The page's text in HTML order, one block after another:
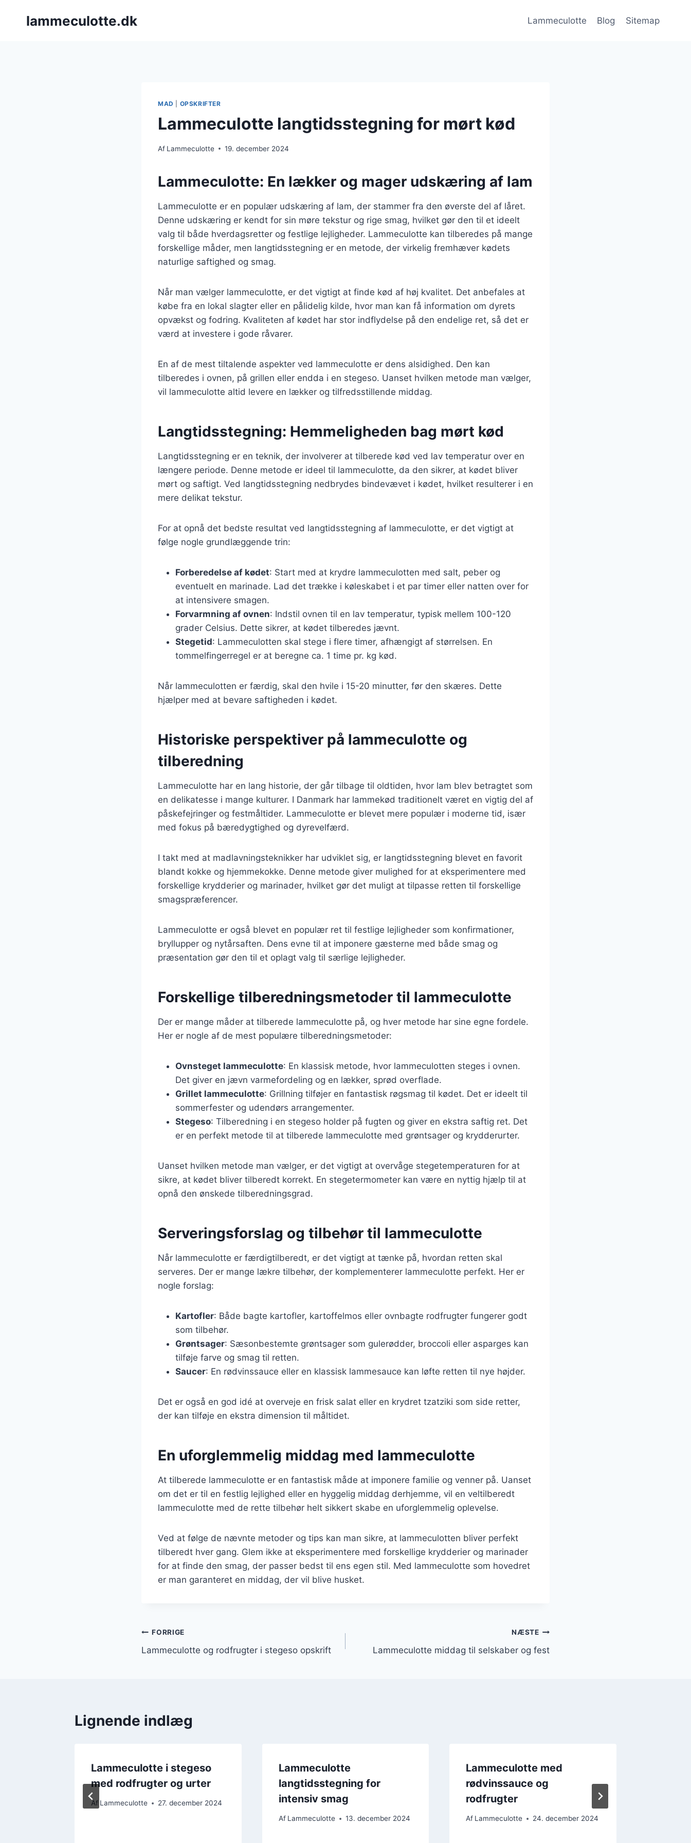
lammeculotte.dk Lammeculotte Blog Sitemap
MAD OPSKRIFTER
Lammeculotte langtidsstegning for mørt kød
Af Lammeculotte 19. december 2024
Lammeculotte: En lækker og mager udskæring af lam
Lammeculotte er en populær udskæring af lam, der stammer fra den øverste del af låret.
Denne udskæring er kendt for sin møre tekstur og rige smag, hvilket gør den til et ideelt
valg til både hverdagsretter og festlige lejligheder. Lammeculotte kan tilberedes på mange
forskellige måder, men langtidsstegning er en metode, der virkelig fremhæver kødets
naturlige saftighed og smag.
Når man vælger lammeculotte, er det vigtigt at finde kød af høj kvalitet. Det anbefales at
købe fra en lokal slagter eller en pålidelig kilde, hvor man kan få information om dyrets
opvækst og fodring. Kvaliteten af kødet har stor indflydelse på den endelige ret, så det er
værd at investere i gode råvarer.
En af de mest tiltalende aspekter ved lammeculotte er dens alsidighed. Den kan
tilberedes i ovnen, på grillen eller endda i en stegeso. Uanset hvilken metode man vælger,
vil lammeculotte altid levere en lækker og tilfredsstillende middag.
Langtidsstegning: Hemmeligheden bag mørt kød
Langtidsstegning er en teknik, der involverer at tilberede kød ved lav temperatur over en
længere periode. Denne metode er ideel til lammeculotte, da den sikrer, at kødet bliver
mørt og saftigt. Ved langtidsstegning nedbrydes bindevævet i kødet, hvilket resulterer i en
mere delikat tekstur.
For at opnå det bedste resultat ved langtidsstegning af lammeculotte, er det vigtigt at
følge nogle grundlæggende trin:
Forberedelse af kødet: Start med at krydre lammeculotten med salt, peber og
eventuelt en marinade. Lad det trække i køleskabet i et par timer eller natten over for
at intensivere smagen.
Forvarmning af ovnen: Indstil ovnen til en lav temperatur, typisk mellem 100-120
grader Celsius. Dette sikrer, at kødet tilberedes jævnt.
Stegetid: Lammeculotten skal stege i flere timer, afhængigt af størrelsen. En
tommelfingerregel er at beregne ca. 1 time pr. kg kød.
Når lammeculotten er færdig, skal den hvile i 15-20 minutter, før den skæres. Dette
hjælper med at bevare saftigheden i kødet.
Historiske perspektiver på lammeculotte og
tilberedning
Lammeculotte har en lang historie, der går tilbage til oldtiden, hvor lam blev betragtet som
en delikatesse i mange kulturer. I Danmark har lammekød traditionelt været en vigtig del af
påskefejringer og festmåltider. Lammeculotte er blevet mere populær i moderne tid, især
med fokus på bæredygtighed og dyrevelfærd.
I takt med at madlavningsteknikker har udviklet sig, er langtidsstegning blevet en favorit
blandt kokke og hjemmekokke. Denne metode giver mulighed for at eksperimentere med
forskellige krydderier og marinader, hvilket gør det muligt at tilpasse retten til forskellige
smagspræferencer.
Lammeculotte er også blevet en populær ret til festlige lejligheder som konfirmationer,
bryllupper og nytårsaften. Dens evne til at imponere gæsterne med både smag og
præsentation gør den til et oplagt valg til særlige lejligheder.
Forskellige tilberedningsmetoder til lammeculotte
Der er mange måder at tilberede lammeculotte på, og hver metode har sine egne fordele.
Her er nogle af de mest populære tilberedningsmetoder:
Ovnsteget lammeculotte: En klassisk metode, hvor lammeculotten steges i ovnen.
Det giver en jævn varmefordeling og en lækker, sprød overflade.
Grillet lammeculotte: Grillning tilføjer en fantastisk røgsmag til kødet. Det er ideelt til
sommerfester og udendørs arrangementer.
Stegeso: Tilberedning i en stegeso holder på fugten og giver en ekstra saftig ret. Det
er en perfekt metode til at tilberede lammeculotte med grøntsager og krydderurter.
Uanset hvilken metode man vælger, er det vigtigt at overvåge stegetemperaturen for at
sikre, at kødet bliver tilberedt korrekt. En stegetermometer kan være en nyttig hjælp til at
opnå den ønskede tilberedningsgrad.
Serveringsforslag og tilbehør til lammeculotte
Når lammeculotte er færdigtilberedt, er det vigtigt at tænke på, hvordan retten skal
serveres. Der er mange lækre tilbehør, der komplementerer lammeculotte perfekt. Her er
nogle forslag:
Kartofler: Både bagte kartofler, kartoffelmos eller ovnbagte rodfrugter fungerer godt
som tilbehør.
Grøntsager: Sæsonbestemte grøntsager som gulerødder, broccoli eller asparges kan
tilføje farve og smag til retten.
Saucer: En rødvinssauce eller en klassisk lammesauce kan løfte retten til nye højder.
Det er også en god idé at overveje en frisk salat eller en krydret tzatziki som side retter,
der kan tilføje en ekstra dimension til måltidet.
En uforglemmelig middag med lammeculotte
At tilberede lammeculotte er en fantastisk måde at imponere familie og venner på. Uanset
om det er til en festlig lejlighed eller en hyggelig middag derhjemme, vil en veltilberedt
lammeculotte med de rette tilbehør helt sikkert skabe en uforglemmelig oplevelse.
Ved at følge de nævnte metoder og tips kan man sikre, at lammeculotten bliver perfekt
tilberedt hver gang. Glem ikke at eksperimentere med forskellige krydderier og marinader
for at finde den smag, der passer bedst til ens egen stil. Med lammeculotte som hovedret
er man garanteret en middag, der vil blive husket.
Indlægsnavigation
FORRIGE
Lammeculotte og rodfrugter i stegeso opskrift
NÆSTE
Lammeculotte middag til selskaber og fest
Lignende indlæg
Lammeculotte i stegeso
med rodfrugter og urter
Af Lammeculotte 27. december 2024
Lammeculotte
langtidsstegning for
intensiv smag
Af Lammeculotte 13. december 2024
Lammeculotte med
rødvinssauce og
rodfrugter
Af Lammeculotte 24. december 2024